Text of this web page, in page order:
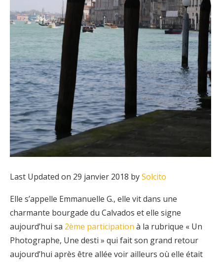
Last Updated on 29 janvier 2018 bySolcito
Elle s’appelle Emmanuelle G., elle vit dans une
charmante bourgade du Calvados et elle signe
aujourd’hui sa 2ème participation à la rubrique « Un
Photographe, Une desti » qui fait son grand retour
aujourd’hui après être allée voir ailleurs où elle était